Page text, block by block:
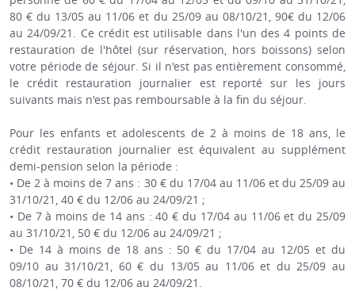
80 € du 13/05 au 11/06 et du 25/09 au 08/10/21, 90€ du 12/06
au 24/09/21. Ce crédit est utilisable dans l'un des 4 points de
restauration de l'hôtel (sur réservation, hors boissons) selon
votre période de séjour. Si il n'est pas entièrement consommé,
le crédit restauration journalier est reporté sur les jours
suivants mais n'est pas remboursable à la fin du séjour.
Pour les enfants et adolescents de 2 à moins de 18 ans, le
crédit restauration journalier est équivalent au supplément
demi-pension selon la période :
• De 2 à moins de 7 ans : 30 € du 17/04 au 11/06 et du 25/09 au
31/10/21, 40 € du 12/06 au 24/09/21 ;
• De 7 à moins de 14 ans : 40 € du 17/04 au 11/06 et du 25/09
au 31/10/21, 50 € du 12/06 au 24/09/21 ;
• De 14 à moins de 18 ans : 50 € du 17/04 au 12/05 et du
09/10 au 31/10/21, 60 € du 13/05 au 11/06 et du 25/09 au
08/10/21, 70 € du 12/06 au 24/09/21.